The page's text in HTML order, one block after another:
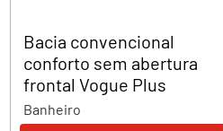
Bacia convencional
conforto sem abertura
frontal Vogue Plus
Banheiro